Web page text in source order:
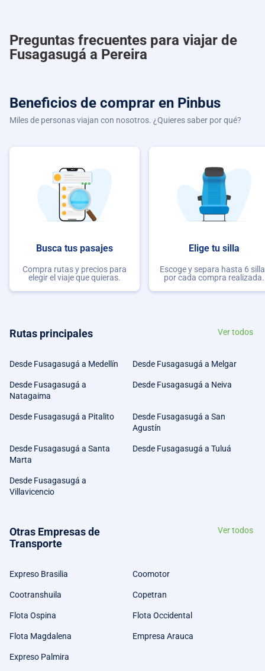
Preguntas frecuentes para viajar de
Fusagasugá a Pereira
Beneficios de comprar en Pinbus
Miles de personas viajan con nosotros. ¿Quieres saber por qué?
Busca tus pasajes
Compra rutas y precios para
elegir el viaje que quieras.
Elige tu silla
Escoge y separa hasta 6
por cada compra realizada.
Rutas principales Ver todos
Desde Fusagasugá a Medellín Desde Fusagasugá a Melgar
Desde Fusagasugá a
Natagaima
Desde Fusagasugá a Neiva
Desde Fusagasugá a Pitalito
Desde Fusagasugá a San
Agustín
Desde Fusagasugá a Santa
Marta
Desde Fusagasugá a Tuluá
Desde Fusagasugá a
Villavicencio
Otras Empresas de
Transporte
Ver todos
Expreso Brasilia Coomotor
Cootranshuila Copetran
Flota Ospina Flota Occidental
Flota Magdalena Empresa Arauca
Expreso Palmira